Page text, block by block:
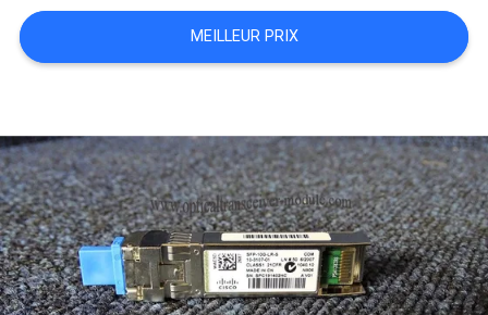
CONTACTER
LES
AFFAIRES
SITEMAP
MEILLEUR PRIX